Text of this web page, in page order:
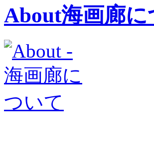
About海画廊に